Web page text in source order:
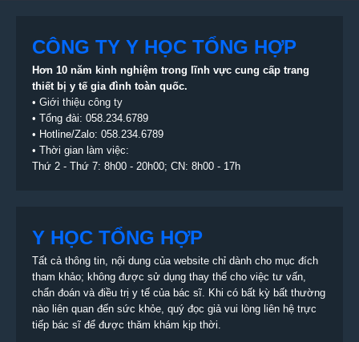
CÔNG TY Y HỌC TỔNG HỢP
Hơn 10 năm kinh nghiệm trong lĩnh vực cung cấp trang
thiết bị y tế gia đình toàn quốc.
• Giới thiệu công ty
• Tổng đài: 058.234.6789
• Hotline/Zalo: 058.234.6789
• Thời gian làm việc:
Thứ 2 - Thứ 7: 8h00 - 20h00; CN: 8h00 - 17h
Y HỌC TỔNG HỢP
Tất cả thông tin, nội dung của website chỉ dành cho mục đích
tham khảo; không được sử dụng thay thế cho việc tư vấn,
chẩn đoán và điều trị y tế của bác sĩ. Khi có bất kỳ bất thường
nào liên quan đến sức khỏe, quý đọc giả vui lòng liên hệ trực
tiếp bác sĩ để được thăm khám kịp thời.